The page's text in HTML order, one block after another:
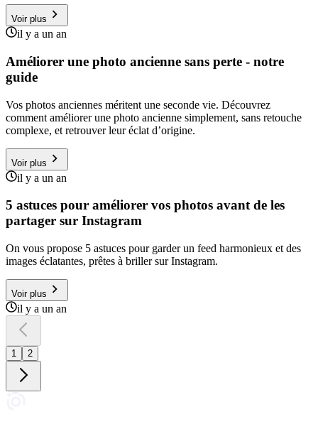
Voir plus
il y a un an
Améliorer une photo ancienne sans perte - notre
guide
Vos photos anciennes méritent une seconde vie. Découvrez
comment améliorer une photo ancienne simplement, sans retouche
complexe, et retrouver leur éclat d’origine.
Voir plus
il y a un an
5 astuces pour améliorer vos photos avant de les
partager sur Instagram
On vous propose 5 astuces pour garder un feed harmonieux et des
images éclatantes, prêtes à briller sur Instagram.
Voir plus
il y a un an
1 2